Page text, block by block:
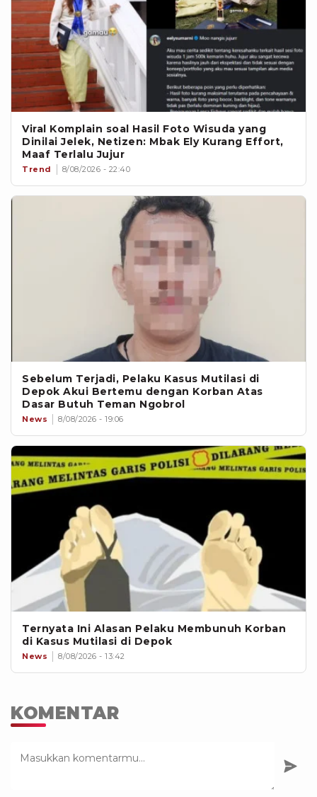
Viral Komplain soal Hasil Foto Wisuda yang
Dinilai Jelek, Netizen: Mbak Ely Kurang Effort,
Maaf Terlalu Jujur
Trend 8/08/2026 - 22:40
Sebelum Terjadi, Pelaku Kasus Mutilasi di
Depok Akui Bertemu dengan Korban Atas
Dasar Butuh Teman Ngobrol
News 8/08/2026 - 19:06
Ternyata Ini Alasan Pelaku Membunuh Korban
di Kasus Mutilasi di Depok
News 8/08/2026 - 13:42
KOMENTAR